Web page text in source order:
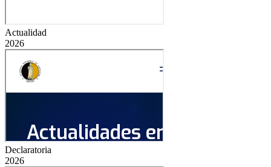
Actualidad
2026
Declaratoria
2026